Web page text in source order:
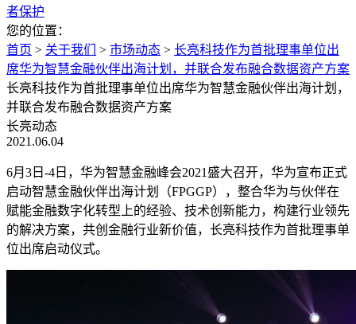
者保护
您的位置：
首页 > 关于我们 > 市场动态 > 长亮科技作为首批理事单位出
席华为智慧金融伙伴出海计划，并联合发布融合数据资产方案
长亮科技作为首批理事单位出席华为智慧金融伙伴出海计划，
并联合发布融合数据资产方案
长亮动态
2021.06.04
6月3日-4日，华为智慧金融峰会2021盛大召开，华为宣布正式
启动智慧金融伙伴出海计划（FPGGP），整合华为与伙伴在
赋能金融数字化转型上的经验、技术创新能力，构建行业领先
的解决方案，共创金融行业新价值，长亮科技作为首批理事单
位出席启动仪式。